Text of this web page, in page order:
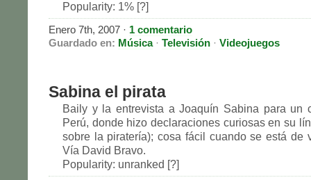
Popularity: 1% [?]
Enero 7th, 2007 · 1 comentario
Guardado en: Música· Televisión · Videojuegos
Sabina el pirata
Baily y la entrevista a Joaquín Sabina para un
Perú, donde hizo declaraciones curiosas en su
sobre la piratería); cosa fácil cuando se está de
Vía David Bravo.
Popularity: unranked [?]